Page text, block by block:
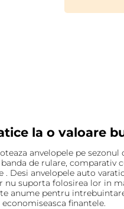
la o valoare
anvelopele pe
de rulare,
. Desi anvelopele auto
suporta folosirea lor in
anume pentru
finantele.